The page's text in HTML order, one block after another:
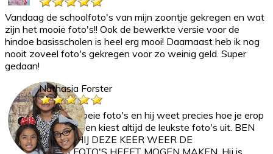
Vandaag de schoolfoto's van mijn zoontje gekregen en wat
zijn het mooie foto's!! Ook de bewerkte versie voor de
hindoe basisscholen is heel erg mooi! Daarnaast heb ik nog
nooit zoveel foto's gekregen voor zo weinig geld. Super
gedaan!
Nathasia Forster
Hij maakt goeie foto's en hij weet precies hoe je erop
moet staan en kiest altijd de leukste foto's uit. BEN
BLIJ DAT HIJ DEZE KEER WEER DE
SCHOOLFOTO'S HEEFT MOGEN MAKEN. Hij is